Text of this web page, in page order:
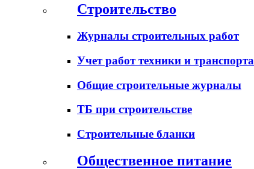
Строительство
Журналы строительных работ
Учет работ техники и транспорта
Общие строительные журналы
ТБ при строительстве
Строительные бланки
Общественное питание